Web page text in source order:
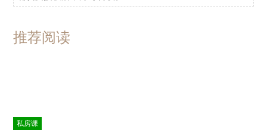
推荐阅读
私房课